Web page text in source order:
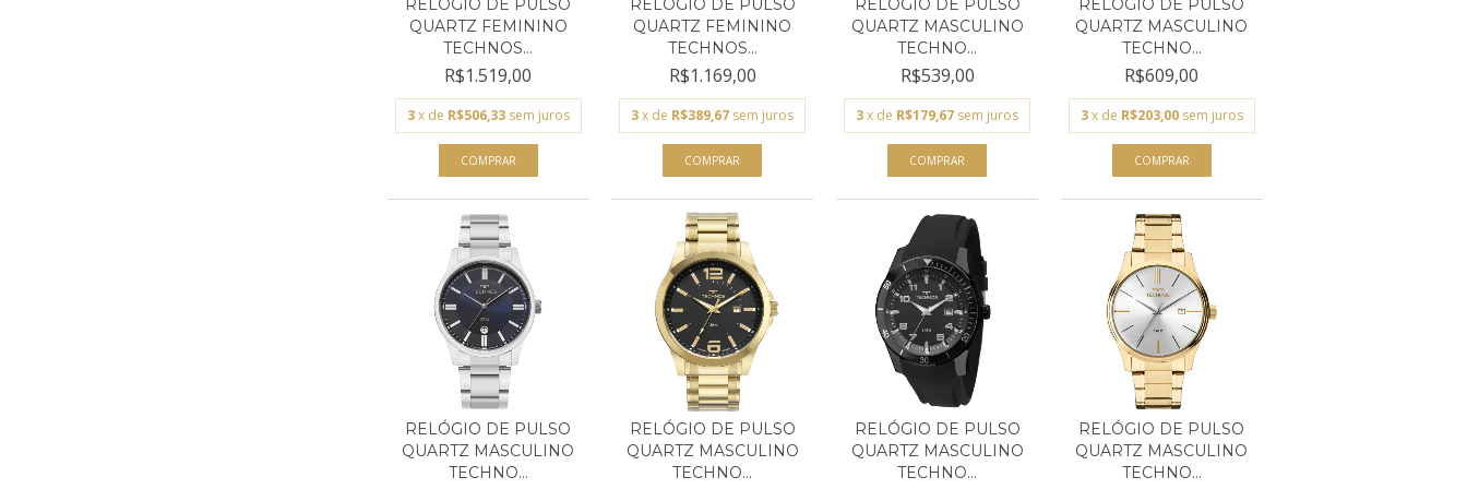
RELÓGIO DE PULSO
QUARTZ FEMININO
TECHNOS...
R$1.519,00
3 x de R$506,33 sem juros
RELÓGIO DE PULSO
QUARTZ FEMININO
TECHNOS...
R$1.169,00
3x de R$389,67 sem juros
RELÓGIO DE PULSO
QUARTZ MASCULINO
TECHNO...
R$539,00
3x de R$179,67 sem juros
RELÓGIO DE PULSO
QUARTZ MASCULINO
TECHNO...
R$609,00
3x de R$203,00 sem juros
RELÓGIO DE PULSO
QUARTZ MASCULINO
TECHNO...
RELÓGIO DE PULSO
QUARTZ MASCULINO
TECHNO...
RELÓGIO DE PULSO
QUARTZ MASCULINO
TECHNO...
RELÓGIO DE PULSO
QUARTZ MASCULINO
TECHNO...